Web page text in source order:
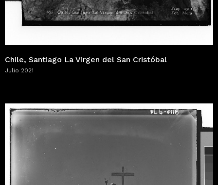
Chile, Santiago La Virgen del San Cristóbal
Julio 2021